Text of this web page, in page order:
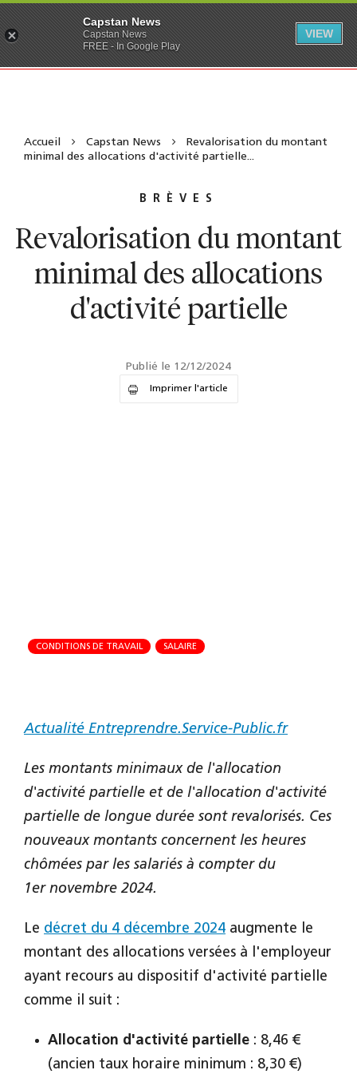
Accueil Capstan News
Revalorisation du montant
minimal des allocations d'activité partielle...
BRÈVES
Revalorisation du montant
minimal des allocations
d'activité partielle
Publié le 12/12/2024
Imprimer l'article
CONDITIONS DE TRAVAIL SALAIRE
Actualité Entreprendre.Service-Public.fr
Les montants minimaux de l'allocation
d'activité partielle et de l'allocation d'activité
partielle de longue durée sont revalorisés. Ces
nouveaux montants concernent les heures
chômées par les salariés à compter du
1er novembre 2024.
Le décret du 4 décembre 2024 augmente le
montant des allocations versées à l'employeur
ayant recours au dispositif d'activité partielle
comme il suit :
Allocation d'activité partielle : 8,46 €
(ancien taux horaire minimum : 8,30 €)
Capstan News
Capstan News
FREE - In Google Play
VIEW